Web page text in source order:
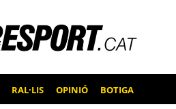
RAL·LIS OPINIÓ BOTIGA